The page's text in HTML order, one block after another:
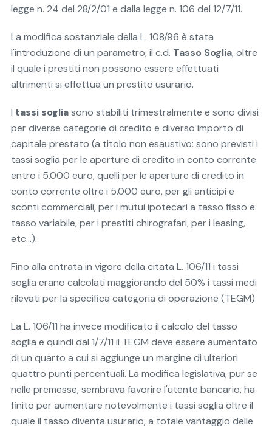
legge n. 24 del 28/2/01 e dalla legge n. 106 del 12/7/11.
La modifica sostanziale della L. 108/96 è stata
l'introduzione di un parametro, il c.d. Tasso Soglia, oltre
il quale i prestiti non possono essere effettuati
altrimenti si effettua un prestito usurario.
I tassi sogliasono stabiliti trimestralmente e sono divisi
per diverse categorie di credito e diverso importo di
capitale prestato (a titolo non esaustivo: sono previsti i
tassi soglia per le aperture di credito in conto corrente
entro i 5.000 euro, quelli per le aperture di credito in
conto corrente oltre i 5.000 euro, per gli anticipi e
sconti commerciali, per i mutui ipotecari a tasso fisso e
tasso variabile, per i prestiti chirografari, per i leasing,
etc…).
Fino alla entrata in vigore della citata L. 106/11 i tassi
soglia erano calcolati maggiorando del 50% i tassi medi
rilevati per la specifica categoria di operazione (TEGM).
La L. 106/11 ha invece modificato il calcolo del tasso
soglia e quindi dal 1/7/11 il TEGM deve essere aumentato
di un quarto a cui si aggiunge un margine di ulteriori
quattro punti percentuali. La modifica legislativa, pur se
nelle premesse, sembrava favorire l'utente bancario, ha
finito per aumentare notevolmente i tassi soglia oltre il
quale il tasso diventa usurario, a totale vantaggio delle